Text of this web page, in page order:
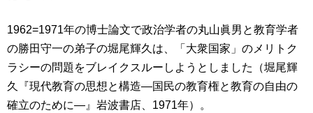
1962=1971年の博士論文で政治学者の丸山眞男と教育学者
の勝田守一の弟子の堀尾輝久は、「大衆国家」のメリトク
ラシーの問題をブレイクスルーしようとしました（堀尾輝
久『現代教育の思想と構造―国民の教育権と教育の自由の
確立のために―』岩波書店、1971年）。